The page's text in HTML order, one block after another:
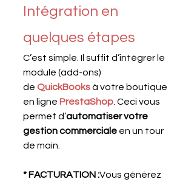
Intégration en
quelques étapes
C’est simple. Il suffit d’intégrer le
module (add-ons)
de QuickBooks à votre boutique
en ligne PrestaShop . Ceci vous
permet d’automatiser votre
gestion commerciale en un tour
de main.
* FACTURATION :Vous générez